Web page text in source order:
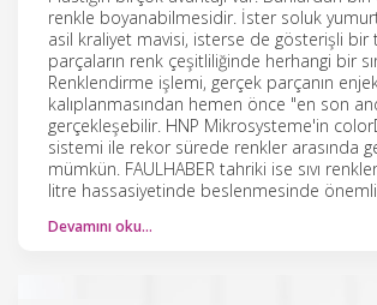
renkle boyanabilmesidir. İster soluk
asil kraliyet mavisi, isterse de gösterişli bir
parçaların renk çeşitliliğinde herhangi bir
Renklendirme işlemi, gerçek parçanın
kalıplanmasından hemen önce "en son
gerçekleşebilir. HNP Mikrosysteme'in
sistemi ile rekor sürede renkler arasında
mümkün. FAULHABER tahriki ise sıvı
litre hassasiyetinde beslenmesinde
Devamını oku…